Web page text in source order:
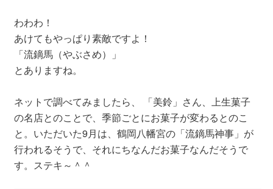
わわわ！
あけてもやっぱり素敵ですよ！
「流鏑馬（やぶさめ）」
とありますね。
ネットで調べてみましたら、 「美鈴」さん、上生菓子
の名店とのことで、季節ごとにお菓子が変わるとのこ
と。いただいた9月は、鶴岡八幡宮の「流鏑馬神事」が
行われるそうで、それにちなんだお菓子なんだそうで
す。ステキ～＾＾